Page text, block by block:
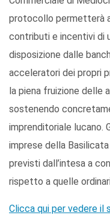
protocollo permetterà
contributi e incentivi di
disposizione dalle
acceleratori dei propri
la piena fruizione delle
sostenendo
imprenditoriale lucano.
imprese della
previsti dall’intesa a
rispetto a quelle
Clicca qui per vedere il